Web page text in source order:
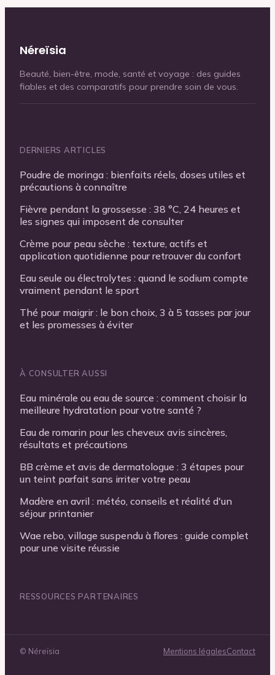
Néreïsia
Beauté, bien-être, mode, santé et voyage : des guides
fiables et des comparatifs pour prendre soin de vous.
DERNIERS ARTICLES
Poudre de moringa : bienfaits réels, doses utiles et
précautions à connaître
Fièvre pendant la grossesse : 38 °C, 24 heures et
les signes qui imposent de consulter
Crème pour peau sèche : texture, actifs et
application quotidienne pour retrouver du confort
Eau seule ou électrolytes : quand le sodium compte
vraiment pendant le sport
Thé pour maigrir : le bon choix, 3 à 5 tasses par jour
et les promesses à éviter
À CONSULTER AUSSI
Eau minérale ou eau de source : comment choisir la
meilleure hydratation pour votre santé ?
Eau de romarin pour les cheveux avis sincères,
résultats et précautions
BB crème et avis de dermatologue : 3 étapes pour
un teint parfait sans irriter votre peau
Madère en avril : météo, conseils et réalité d'un
séjour printanier
Wae rebo, village suspendu à flores : guide complet
pour une visite réussie
RESSOURCES PARTENAIRES
© Néreïsia Mentions légalesContact